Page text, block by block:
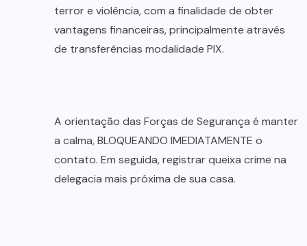
terror e violência, com a finalidade de obter
vantagens financeiras, principalmente através
de transferências modalidade PIX.
A orientação das Forças de Segurança é manter
a calma, BLOQUEANDO IMEDIATAMENTE o
contato. Em seguida, registrar queixa crime na
delegacia mais próxima de sua casa.